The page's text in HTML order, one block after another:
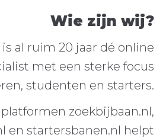
Wie zijn wij?
is al ruim 20 jaar dé online
met een sterke focus
studenten en starters.
zoekbijbaan.nl,
en startersbanen.nl helpt